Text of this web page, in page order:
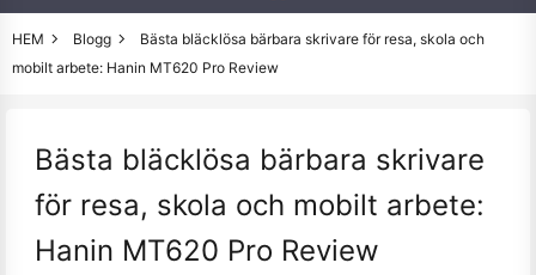
HEM Blogg
Bästa bläcklösa bärbara skrivare för resa, skola och
mobilt arbete: Hanin MT620 Pro Review
Bästa bläcklösa bärbara skrivare
för resa, skola och mobilt arbete:
Hanin MT620 Pro Review